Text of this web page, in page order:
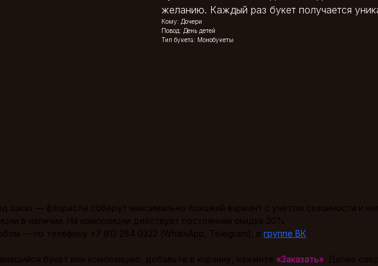
желанию. Каждый раз букет получается
Кому: Дочери
Повод: День детей
Тип букета: Монобукеты
заказ — флористы соберут максимально похожий вариант с учётом сезонности и
в наличии. На композиции действует постоянная скидка 20%.
— по телефону +7 913 284 0322 (WhatsApp, Telegram), в группе ВК
букет или композицию, добавьте в корзину, нажмите «Заказать» . Далее